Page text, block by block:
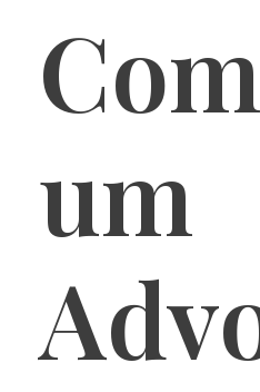
um